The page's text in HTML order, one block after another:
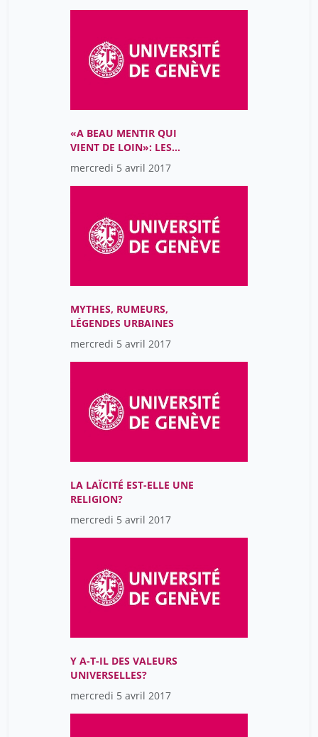
«A BEAU MENTIR QUI
VIENT DE LOIN»: LES
VOYAGEURS À
L’ÉPREUVE DU DOUTE
(16E-17E SIÈCLES)
mercredi 5 avril 2017
MYTHES, RUMEURS,
LÉGENDES URBAINES
mercredi 5 avril 2017
LA LAÏCITÉ EST-ELLE UNE
RELIGION?
mercredi 5 avril 2017
Y A-T-IL DES VALEURS
UNIVERSELLES?
mercredi 5 avril 2017